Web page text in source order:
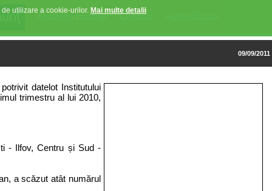
Contact
Anunturi favorite
09/09/2011
datelot Institutului
trimestru al lui 2010,
- Ilfov, Centru și Sud -
a scăzut atât numărul
utilizare a cookie-urilor. Mai multe detalii